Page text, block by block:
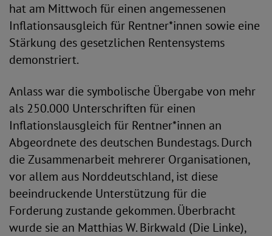
hat am Mittwoch für einen angemessenen
Inflationsausgleich für Rentner*innen sowie eine
Stärkung des gesetzlichen Rentensystems
demonstriert.
Anlass war die symbolische Übergabe von mehr
als 250.000 Unterschriften für einen
Inflationslausgleich für Rentner*innen an
Abgeordnete des deutschen Bundestags. Durch
die Zusammenarbeit mehrerer Organisationen,
vor allem aus Norddeutschland, ist diese
beeindruckende Unterstützung für die
Forderung zustande gekommen. Überbracht
wurde sie an Matthias W. Birkwald (Die Linke),